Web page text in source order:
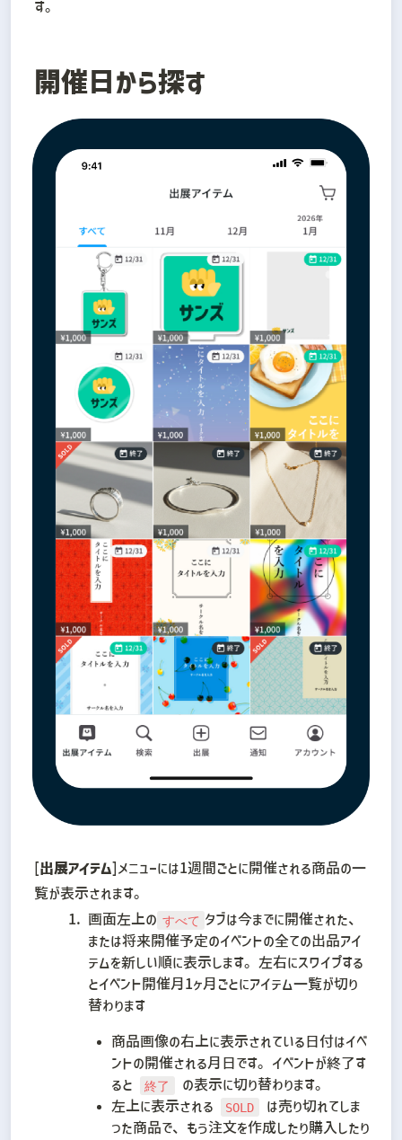
す。
開催日から探す
[出展アイテム]メニューには1週間ごとに開催される商品の一
覧が表示されます。
画面左上の すべて タブは今までに開催された、
または将来開催予定のイベントの全ての出品アイ
テムを新しい順に表示します。左右にスワイプする
とイベント開催月1ヶ月ごとにアイテム一覧が切り
替わります
商品画像の右上に表示されている日付はイベ
ントの開催される月日です。イベントが終了す
ると
終了
の表示に切り替わります。
左上に表示される
SOLD
は売り切れてしま
った商品で、もう注文を作成したり購入したり